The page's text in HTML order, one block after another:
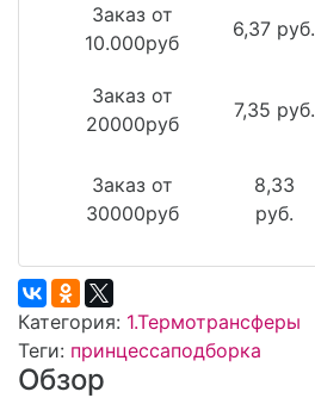
Заказ от
10.000руб
6,37 руб.
Заказ от
20000руб
7,35 руб.
Заказ от
30000руб
8,33
руб.
Категория: 1.Термотрансферы
Теги: принцессаподборка
Обзор